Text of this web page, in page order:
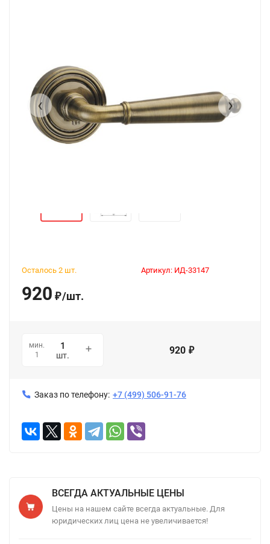
‹ ›
Артикул: ИД-33147
Осталось 2 шт.
920 ₽/шт.
мин.
1
шт. 920 ₽
Заказ по телефону: +7 (499) 506-91-76
ВСЕГДА АКТУАЛЬНЫЕ ЦЕНЫ
Цены на нашем сайте всегда актуальные. Для
юридических лиц цена не увеличивается!